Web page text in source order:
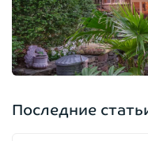
Последние